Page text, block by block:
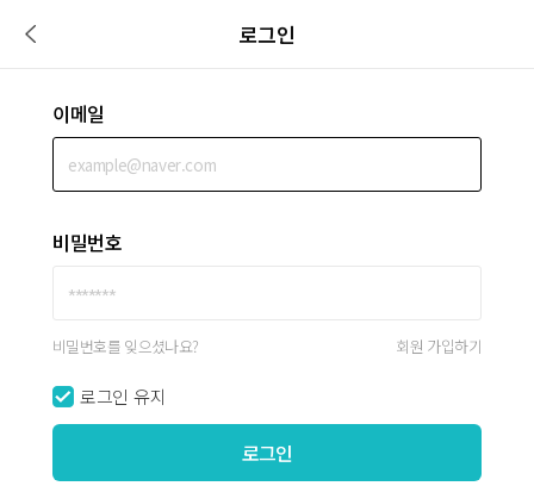
로그인
이메일
비밀번호
비밀번호를 잊으셨나요? 회원 가입하기
로그인 유지
로그인